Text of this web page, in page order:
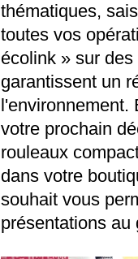
thématiques,
toutes vos
écolink » sur
garantissent un
l'environnement.
votre prochain
rouleaux
dans votre
souhait vous
présentations au